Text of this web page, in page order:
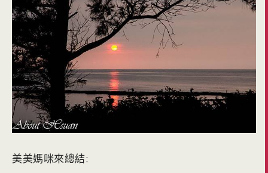
美美媽咪來總結: